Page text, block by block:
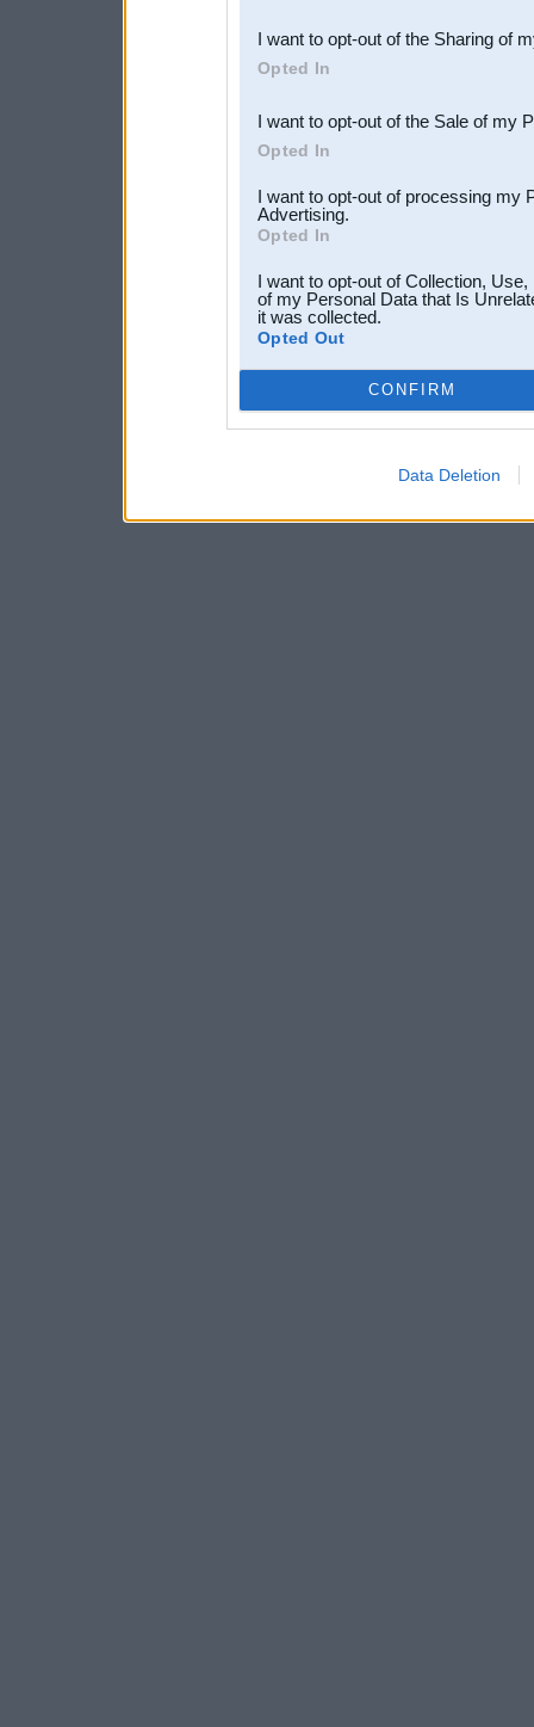
Downstream Participants
third parties.
I want to opt-out of the Sharing of
Opted In
I want to opt-out of the Sale of my
Opted In
I want to opt-out of processing my
Advertising.
Opted In
I want to opt-out of Collection,
of my Personal Data that Is
it was collected.
Opted Out
CONFIRM
Data Deletion